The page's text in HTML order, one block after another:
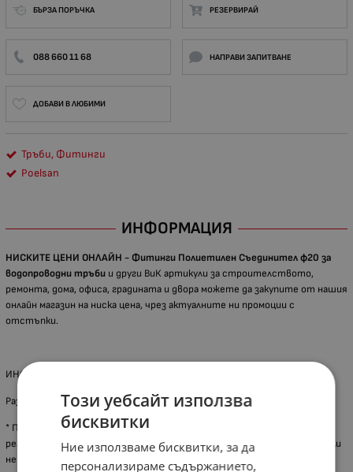
БЪРЗА ПОРЪЧКА РЕЗЕРВИРАЙ
088 660 11 68 НАПРАВИ ЗАПИТВАНЕ
ДОБАВИ В ЛЮБИМИ
Тръби, Фитинги
Poelsan
ИНФОРМАЦИЯ
НИСКИТЕ ЦЕНИ ОНЛАЙН -Фитинги Полиетилен Съединител ф20 за
водопроводни тръби и други ВиК артикули за строителството,
ремонта, дома, офиса, градината и двора можете да закупите от нашия
онлайн магазин на ниска цена, чрез актуалните ни промоции с
отстъпки.
ИНФОРМАЦИЯ ЗА АРТИКУЛА
Размер: ф20 мм
* При някои артикули са възможни разлики между показаната снимка и
реалния продукт, поради акуализация на дизайна от производителя или
неналичие на каталожна снимка, за което онлайн магазинът не носи
Този уебсайт използва
бисквитки
Ние използваме бисквитки, за да
персонализираме съдържанието,